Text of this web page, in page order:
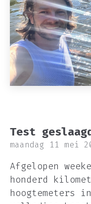
Test
maandag 11 mei
Afgelopen
honderd
hoogtemeters